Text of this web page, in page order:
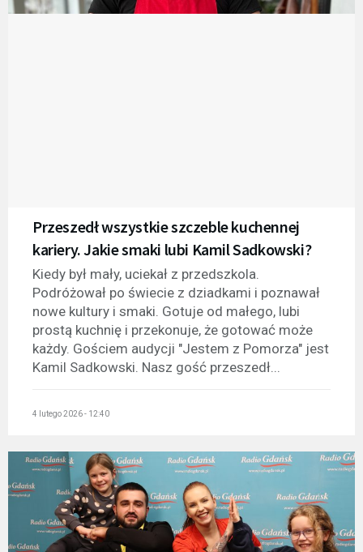
Przeszedł wszystkie szczeble kuchennej
kariery. Jakie smaki lubi Kamil Sadkowski?
Kiedy był mały, uciekał z przedszkola.
Podróżował po świecie z dziadkami i poznawał
nowe kultury i smaki. Gotuje od małego, lubi
prostą kuchnię i przekonuje, że gotować może
każdy. Gościem audycji "Jestem z Pomorza" jest
Kamil Sadkowski. Nasz gość przeszedł...
4 lutego 2026 - 12:40